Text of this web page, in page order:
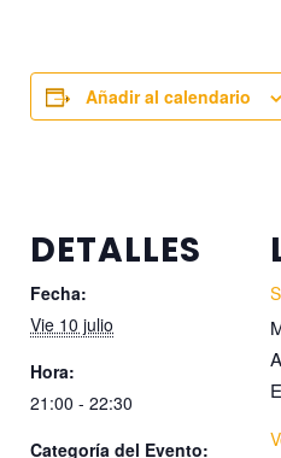
Añadir al calendario
DETALLES
Fecha:
Vie 10 julio
Hora:
21:00 - 22:30
Categoría del Evento: